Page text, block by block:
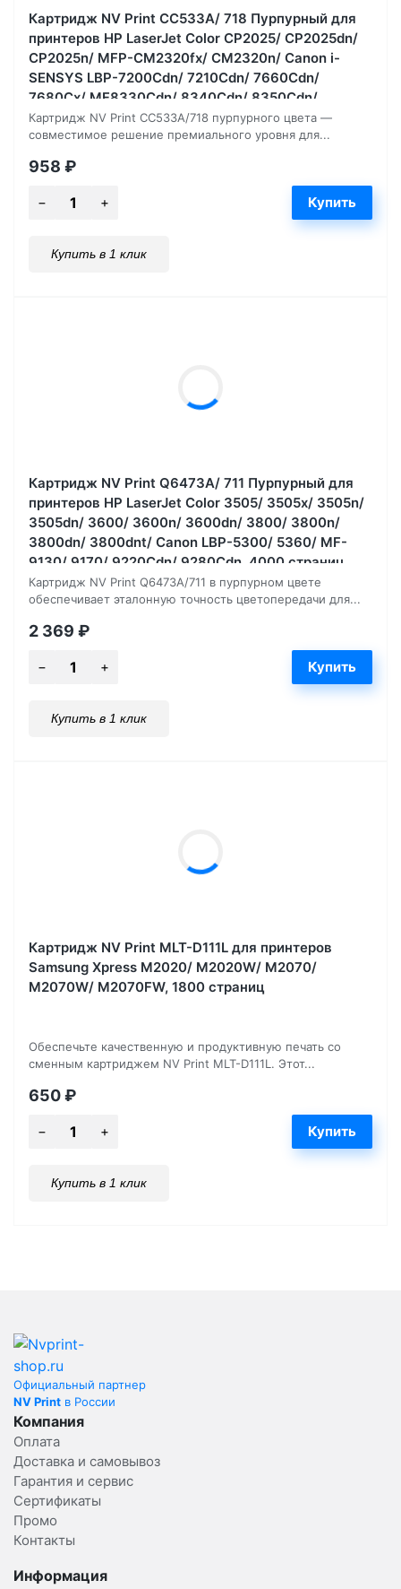
Картридж NV Print CC533A/ 718 Пурпурный для
принтеров HP LaserJet Color CP2025/ CP2025dn/
CP2025n/ MFP-CM2320fx/ CM2320n/ Canon i-
SENSYS LBP-7200Cdn/ 7210Cdn/ 7660Cdn/
7680Cх/ MF8330Cdn/ 8340Cdn/ 8350Cdn/
8360Cdn/ 838, 2800 страниц
Картридж NV Print CC533A/718 пурпурного цвета —
совместимое решение премиального уровня для...
958 ₽
Купить в 1 клик
Картридж NV Print Q6473A/ 711 Пурпурный для
принтеров HP LaserJet Color 3505/ 3505x/ 3505n/
3505dn/ 3600/ 3600n/ 3600dn/ 3800/ 3800n/
3800dn/ 3800dnt/ Canon LBP-5300/ 5360/ MF-
9130/ 9170/ 9220Cdn/ 9280Cdn, 4000 страниц
Картридж NV Print Q6473A/711 в пурпурном цвете
обеспечивает эталонную точность цветопередачи для...
2 369 ₽
Купить в 1 клик
Картридж NV Print MLT-D111L для принтеров
Samsung Xpress M2020/ M2020W/ M2070/
M2070W/ M2070FW, 1800 страниц
Обеспечьте качественную и продуктивную печать со
сменным картриджем NV Print MLT-D111L. Этот...
650₽
Купить в 1 клик
Официальный партнер
NV Print в России
Компания
Оплата
Доставка и самовывоз
Гарантия и сервис
Сертификаты
Промо
Контакты
Информация